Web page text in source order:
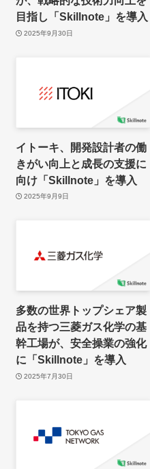
目指し「Skillnote」を導入
2025年9月30日
イトーキ、開発設計者の働
きがい向上と成長の支援に
向け「Skillnote」を導入
2025年9月9日
多数の世界トップシェア製
品を持つ三菱ガス化学の基
幹工場が、安全操業の強化
に「Skillnote」を導入
2025年7月30日